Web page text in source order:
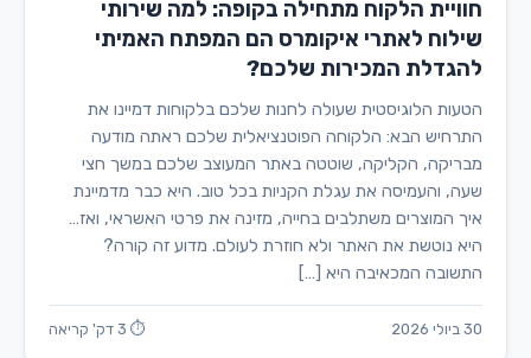
חוויית הלקוח מתחילה בקופה: למה שירותי
שילוח לאתרי איקומרס הם המפתח האמיתי
להגדלת המכירות שלכם?
הטעות הלוגיסטית שעולה לחנות שלכם בלקוחות דמיינו את
התרחיש הבא: הלקוחה הפוטנציאלית שלכם ראתה מודעה
מבריקה, הקליקה, שוטטה באתר המעוצב שלכם במשך חצי
שעה, והעמיסה את עגלת הקניות בכל טוב. היא כבר מדמיינת
איך המוצרים משתלבים בחייה, מזינה את פרטי האשראי, ואז…
היא נוטשת את האתר ולא חוזרת לעולם. מדוע זה קורה?
התשובה המכאיבה היא […]
30 ביולי 2026 ⏱ 3 דק' קריאה